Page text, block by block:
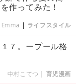
作ってみた！
Emma | ライフスタイル
７。ープール格
中村こてつ | 育児漫画